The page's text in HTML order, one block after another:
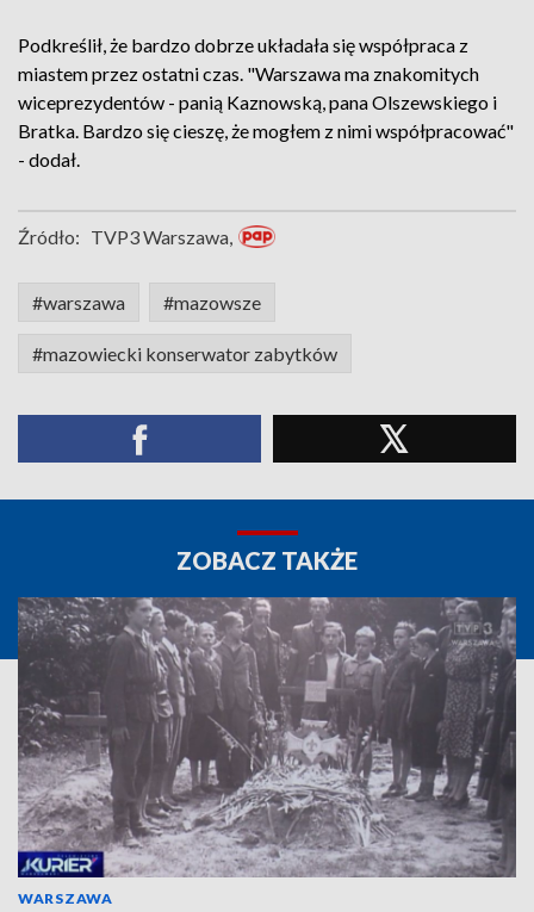
Podkreślił, że bardzo dobrze układała się współpraca z
miastem przez ostatni czas. "Warszawa ma znakomitych
wiceprezydentów - panią Kaznowską, pana Olszewskiego i
Bratka. Bardzo się cieszę, że mogłem z nimi współpracować"
- dodał.
Źródło: TVP3 Warszawa,
#warszawa #mazowsze
#mazowiecki konserwator zabytków
ZOBACZ TAKŻE
WARSZAWA